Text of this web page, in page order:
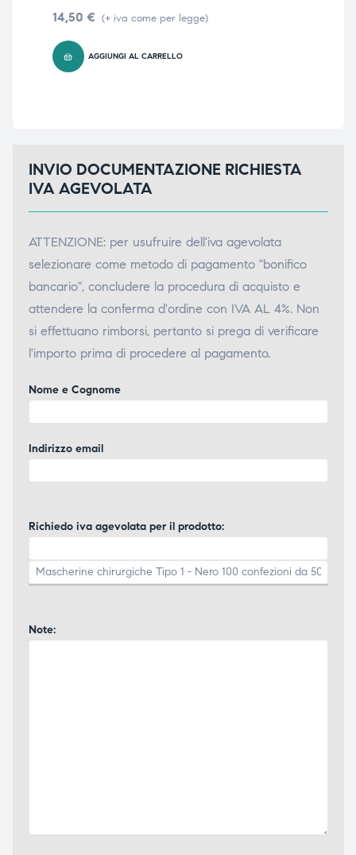
14,50 € (+ iva come per legge)
AGGIUNGI AL CARRELLO
INVIO DOCUMENTAZIONE RICHIESTA
IVA AGEVOLATA
ATTENZIONE: per usufruire dell'iva agevolata
selezionare come metodo di pagamento "bonifico
bancario", concludere la procedura di acquisto e
attendere la conferma d'ordine con IVA AL 4%. Non
si effettuano rimborsi, pertanto si prega di verificare
l'importo prima di procedere al pagamento.
Nome e Cognome
Indirizzo email
Richiedo iva agevolata per il prodotto:
Note: